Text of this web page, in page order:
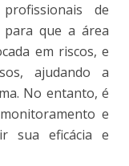
de
para que a área
em riscos, e
ajudando a
No entanto, é
e
sua eficácia e